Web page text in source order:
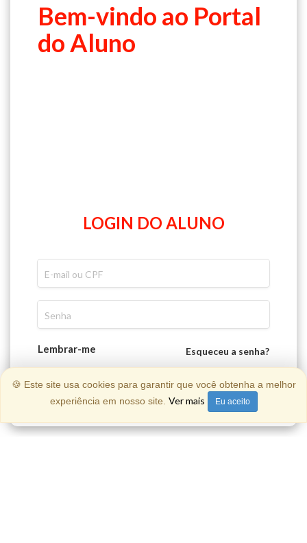
Bem-vindo ao Portal
do Aluno
LOGIN DO ALUNO
Lembrar-me Esqueceu a senha?
ENTRAR
🍪 Este site usa cookies para garantir que você obtenha a melhor
experiência em nosso site. Ver mais Eu aceito